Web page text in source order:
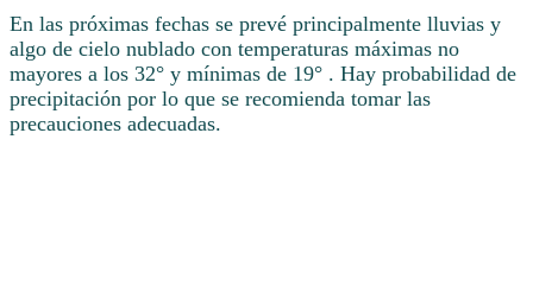
En las próximas fechas se prevé principalmente lluvias y
algo de cielo nublado con temperaturas máximas no
mayores a los 32° y mínimas de 19° . Hay probabilidad de
precipitación por lo que se recomienda tomar las
precauciones adecuadas.